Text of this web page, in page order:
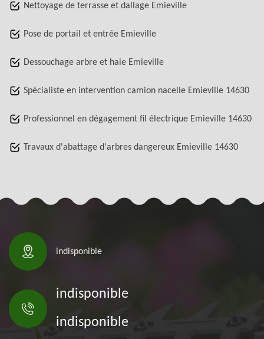
Nettoyage de terrasse et dallage Emieville
Pose de portail et entrée Emieville
Dessouchage arbre et haie Emieville
Spécialiste en intervention camion nacelle Emieville 14630
Professionnel en dégagement fil électrique Emieville 14630
Travaux d'abattage d'arbres dangereux Emieville 14630
indisponible
indisponible
indisponible